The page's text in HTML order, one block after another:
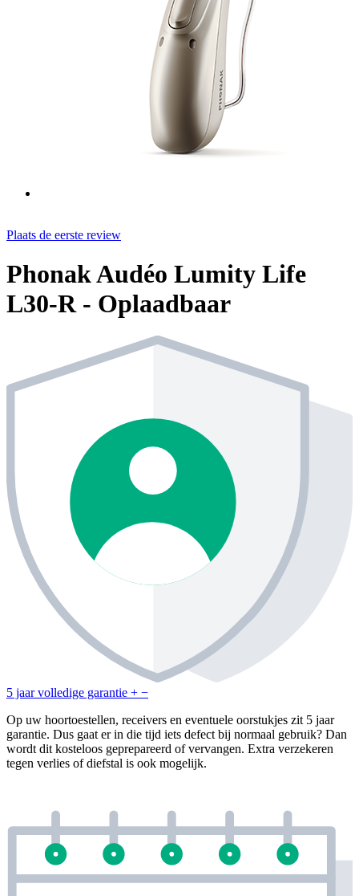
Plaats de eerste review
Phonak Audéo Lumity Life
L30-R - Oplaadbaar
5 jaar volledige garantie + −
Op uw hoortoestellen, receivers en eventuele oorstukjes zit 5 jaar
garantie. Dus gaat er in die tijd iets defect bij normaal gebruik? Dan
wordt dit kosteloos geprepareerd of vervangen. Extra verzekeren
tegen verlies of diefstal is ook mogelijk.